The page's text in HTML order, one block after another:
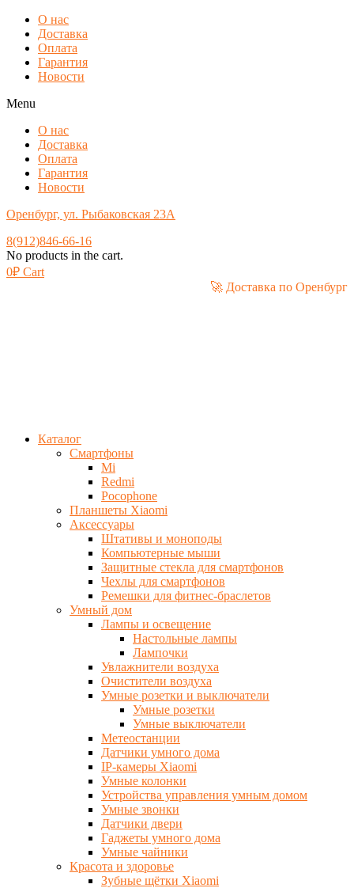
О нас
Доставка
Оплата
Гарантия
Новости
Menu
О нас
Доставка
Оплата
Гарантия
Новости
Оренбург, ул. Рыбаковская 23А
8(912)846-66-16
No products in the cart.
0₽ Cart
🚀 Доставка по
Каталог
Смартфоны
Mi
Redmi
Pocophone
Планшеты Xiaomi
Аксессуары
Штативы и моноподы
Компьютерные мыши
Защитные стекла для смартфонов
Чехлы для смартфонов
Ремешки для фитнес-браслетов
Умный дом
Лампы и освещение
Настольные лампы
Лампочки
Увлажнители воздуха
Очистители воздуха
Умные розетки и выключатели
Умные розетки
Умные выключатели
Метеостанции
Датчики умного дома
IP-камеры Xiaomi
Умные колонки
Устройства управления умным домом
Умные звонки
Датчики двери
Гаджеты умного дома
Умные чайники
Красота и здоровье
Зубные щётки Xiaomi